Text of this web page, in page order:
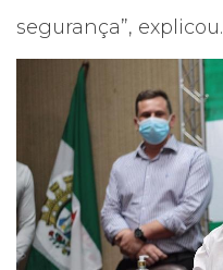
segurança”, explicou.